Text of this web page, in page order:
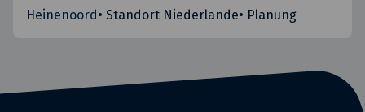
Heinenoord • Standort Niederlande• Planung